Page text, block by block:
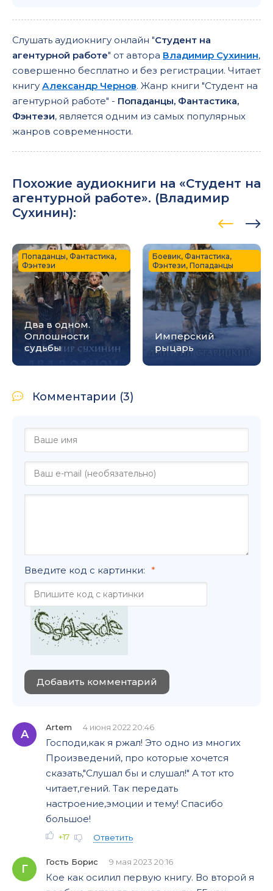
Слушать аудиокнигу онлайн "Студент на
агентурной работе" от автора Владимир Сухинин,
совершенно бесплатно и без регистрации. Читает
книгу Александр Чернов. Жанр книги "Студент на
агентурной работе" - Попаданцы, Фантастика,
Фэнтези, является одним из самых популярных
жанров современности.
Похожие аудиокниги на «Студент на
агентурной работе». (Владимир
Сухинин):
Два в одном.
Оплошности
судьбы
Попаданцы, Фантастика,
Фэнтези
Имперский
рыцарь
Боевик, Фантастика,
Фэнтези, Попаданцы
Комментарии (3)
Введите код с картинки:
Добавить комментарий
A
Artem 4 июня 2022 20:46
Господи,как я ржал! Это одно из многих
Произведений, про которые хочется
сказать,"Слушал бы и слушал!" А тот кто
читает,гений. Так передать
настроение,эмоции и тему! Спасибо
большое!
+17 Ответить
Г
Гость Борис 9 мая 2023 20:16
Кое как осилил первую книгу. Во второй я